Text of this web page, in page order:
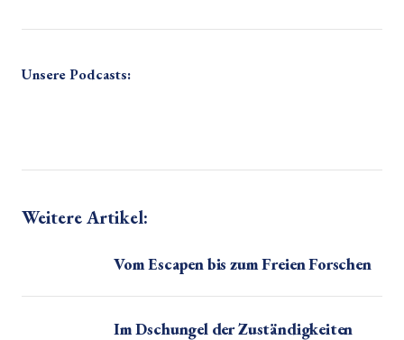
Unsere Podcasts:
Weitere Artikel:
Vom Escapen bis zum Freien Forschen
Im Dschungel der Zuständigkeiten